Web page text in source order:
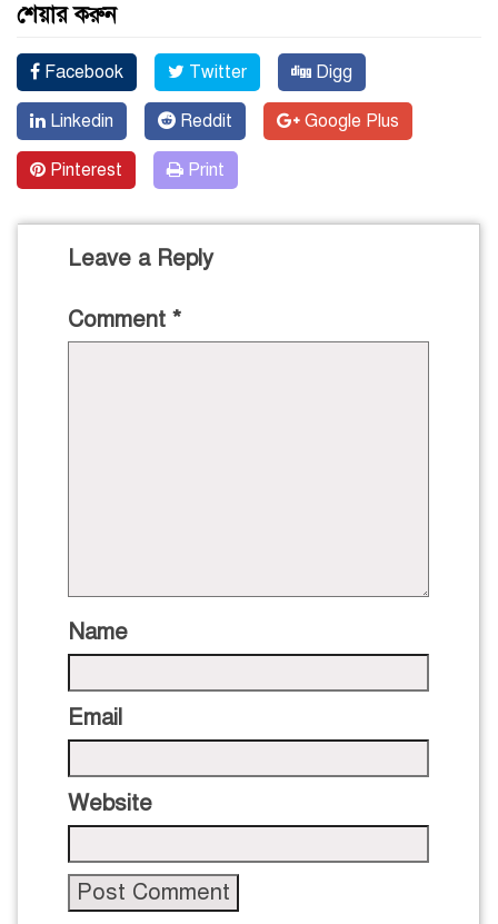
শেয়ার করুন
Facebook Twitter Digg
Linkedin Reddit Google Plus
Pinterest Print
Leave a Reply
Comment *
Name
Email
Website